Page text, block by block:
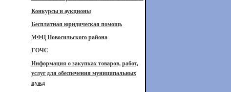
Конкурсы и аукционы
Бесплатная юридическая помощь
МФЦ Новосильского района
ГОЧС
Информация о закупках товаров, работ,
услуг для обеспечения муниципальных
нужд